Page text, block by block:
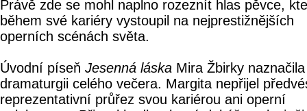
Právě zde se mohl naplno rozeznít hlas pěvce,
během své kariéry vystoupil na nejprestižnějších
operních scénách světa.
Úvodní píseň Jesenná láska Mira Žbirky naznačila
dramaturgii celého večera. Margita nepřijel
reprezentativní průřez svou kariérou ani operní